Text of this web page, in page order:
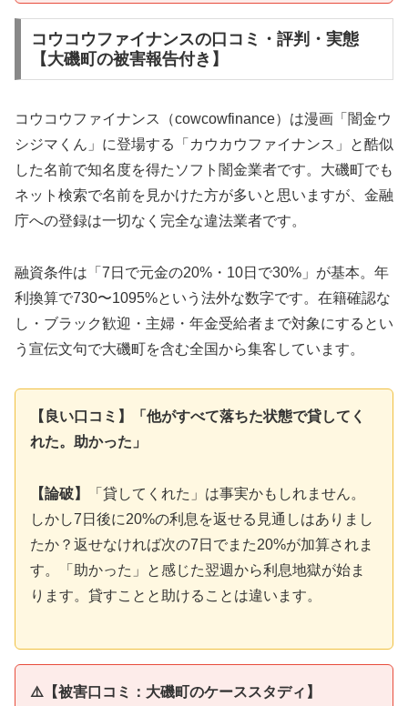
コウコウファイナンスの口コミ・評判・実態
【大磯町の被害報告付き】
コウコウファイナンス（cowcowfinance）は漫画「闇金ウ
シジマくん」に登場する「カウカウファイナンス」と酷似
した名前で知名度を得たソフト闇金業者です。大磯町でも
ネット検索で名前を見かけた方が多いと思いますが、金融
庁への登録は一切なく完全な違法業者です。
融資条件は「7日で元金の20%・10日で30%」が基本。年
利換算で730〜1095%という法外な数字です。在籍確認な
し・ブラック歓迎・主婦・年金受給者まで対象にするとい
う宣伝文句で大磯町を含む全国から集客しています。
【良い口コミ】「他がすべて落ちた状態で貸してく
れた。助かった」
【論破】
「貸してくれた」は事実かもしれません。
しかし7日後に20%の利息を返せる見通しはありまし
たか？返せなければ次の7日でまた20%が加算されま
す。「助かった」と感じた翌週から利息地獄が始ま
ります。貸すことと助けることは違います。
⚠️【被害口コミ：大磯町のケーススタディ】